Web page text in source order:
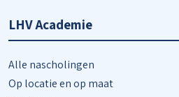
LHV Academie
Alle nascholingen
Op locatie en op maat